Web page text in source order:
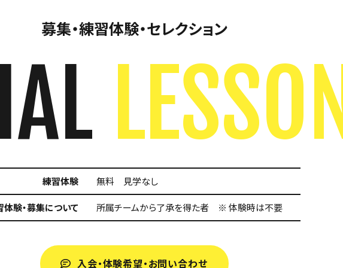
募集・練習体験・セレクション
LESSON
練習体験 無料 見学なし
体験・募集について 所属チームから了承を得た者 ※ 体験時は不要
入会・体験希望・お問い合わせ